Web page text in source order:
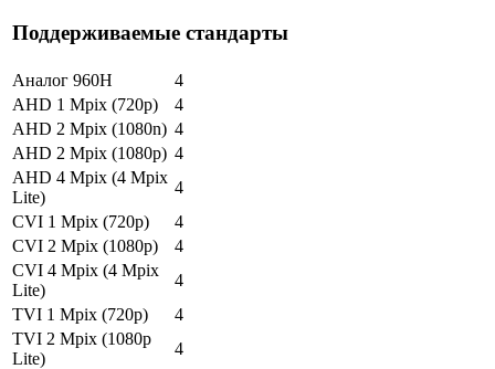
Поддерживаемые стандарты
Аналог 960H
4
AHD 1 Mpix (720p)
4
AHD 2 Mpix (1080n) 4
AHD 2 Mpix (1080p) 4
AHD 4 Mpix (4 Mpix
Lite)
4
CVI 1 Mpix (720p)
4
CVI 2 Mpix (1080p)
4
CVI 4 Mpix (4 Mpix
Lite)
4
TVI 1 Mpix (720p)
4
TVI 2 Mpix (1080p
Lite)
4